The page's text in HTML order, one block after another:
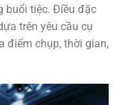
buổi tiệc. Điều đặc
trên yêu cầu cụ
điểm chụp, thời gian,